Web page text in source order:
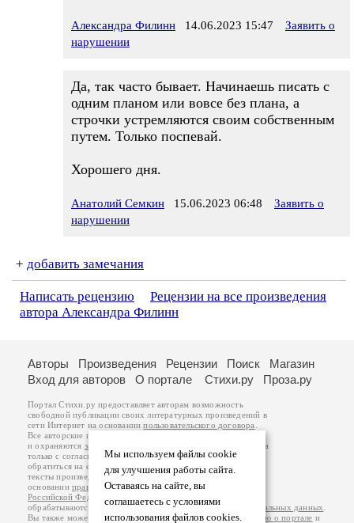
Александра Филинн 14.06.2023 15:47
Заявить о
нарушении
Да, так часто бывает. Начинаешь писать с
одним планом или вовсе без плана, а
строчки устремляются своим собственным
путем. Только поспевай.
Хорошего дня.
Анатолий Семкин 15.06.2023 06:48
Заявить о
нарушении
+ добавить замечания
Написать рецензию
Рецензии на все произведения
автора Александра Филинн
Мы используем файлы cookie
для улучшения работы сайта.
Оставаясь на сайте, вы
соглашаетесь с условиями
использования файлов cookies.
Авторы Произведения Рецензии Поиск
Магазин
Вход для авторов
О портале Стихи.ру Проза.ру
Портал Стихи.ру предоставляет авторам возможность
свободной публикации своих литературных произведений в
сети Интернет на основаниипользовательского договора
Все авторские права на произведения принадлежат авторам
и охраняются законом
. Перепечатка произведений возможна
только с согласия его автора, к которому вы можете
обратиться на его авторской странице. Ответственность за
тексты произведений авторы несут самостоятельно на
основанииправил публикацииизаконодательства
Российской Федерации
обрабатываются на основанииПолитики обработки персональных данных
Вы также можете посмотреть более подробнуюинформацию о портале и